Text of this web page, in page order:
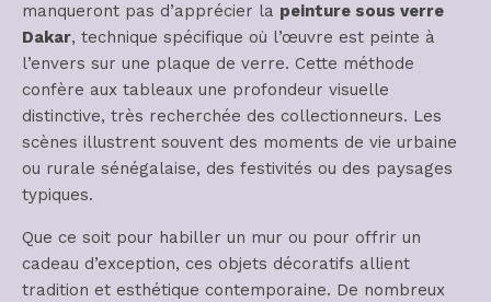
manqueront pas d’apprécier la peinture sous verre
Dakar, technique spécifique où l’œuvre est peinte à
l’envers sur une plaque de verre. Cette méthode
confère aux tableaux une profondeur visuelle
distinctive, très recherchée des collectionneurs. Les
scènes illustrent souvent des moments de vie urbaine
ou rurale sénégalaise, des festivités ou des paysages
typiques.
Que ce soit pour habiller un mur ou pour offrir un
cadeau d’exception, ces objets décoratifs allient
tradition et esthétique contemporaine. De nombreux